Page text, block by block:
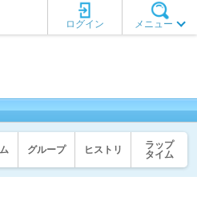
メニュー
ログイン
グループ ヒストリ
ラップ
タイム